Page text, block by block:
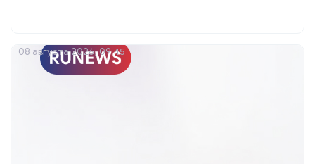
08 августа 2026, 09:45